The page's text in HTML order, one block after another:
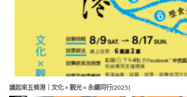
議起來五條港｜文化 × 觀光 × 永續同行(2025)